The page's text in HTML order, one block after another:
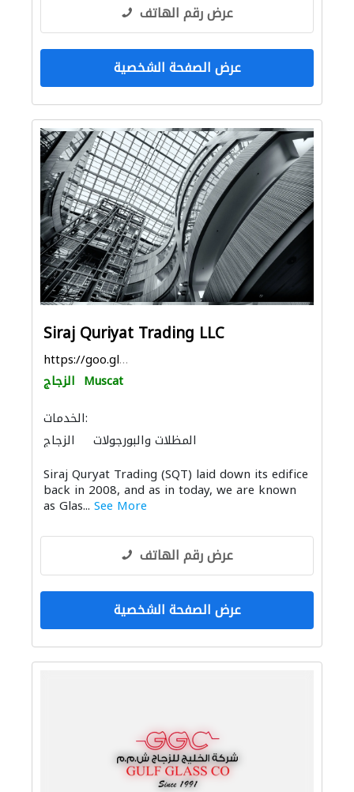
عرض رقم الهاتف
عرض الصفحة الشخصية
Siraj Quriyat Trading LLC
https://goo.gl/maps/G3AztqgcgQmwtrpW6
الزجاج Muscat
الخدمات:
الزجاج
المظلات والبورجولات
الحديد والأدوات المعدنية المنيوم الدرابزين
Siraj Quryat Trading (SQT) laid down its edifice
back in 2008, and as in today, we are known
as Glas... See More
عرض رقم الهاتف
عرض الصفحة الشخصية